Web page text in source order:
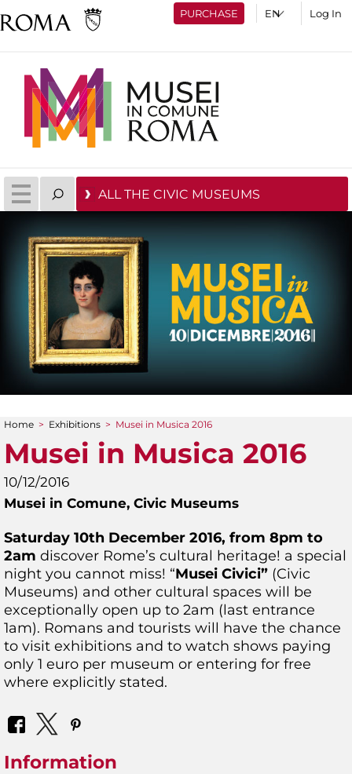
PURCHASE Log In
ALL THE CIVIC MUSEUMS
You are here
Home > Exhibitions > Musei in Musica 2016
Musei in Musica 2016
10/12/2016
Musei in Comune, Civic Museums
Saturday 10th December 2016, from 8pm to
2am discover Rome’s cultural heritage! a special
night you cannot miss! “Musei Civici” (Civic
Museums) and other cultural spaces will be
exceptionally open up to 2am (last entrance
1am). Romans and tourists will have the chance
to visit exhibitions and to watch shows paying
only 1 euro per museum or entering for free
where explicitly stated.
Information